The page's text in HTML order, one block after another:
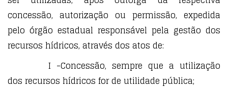
concessão, autorização ou permissão, expedida
pelo órgão estadual responsável pela gestão dos
recursos hídricos, através dos atos de:
I -Concessão, sempre que a utilização
dos recursos hídricos for de utilidade pública;